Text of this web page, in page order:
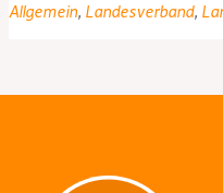
Gesetzesform?
Allgemein, Landesverband,